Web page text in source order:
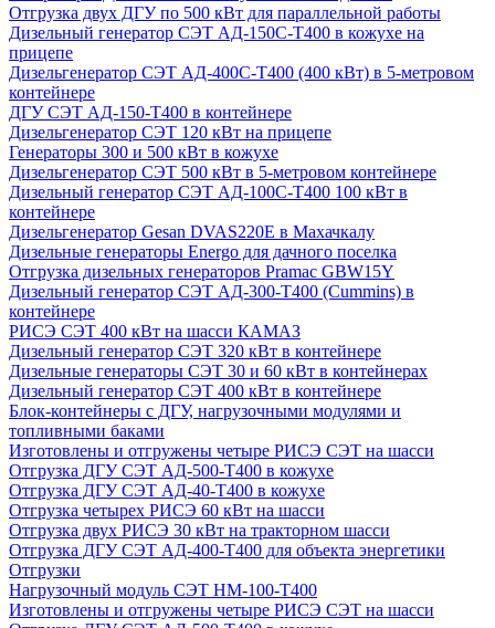
Отгрузка двух ДГУ по 500 кВт для параллельной работы
Дизельный генератор СЭТ АД-150С-Т400 в кожухе на
прицепе
Дизельгенератор СЭТ АД-400С-Т400 (400 кВт) в 5-метровом
контейнере
ДГУ СЭТ АД-150-Т400 в контейнере
Дизельгенератор СЭТ 120 кВт на прицепе
Генераторы 300 и 500 кВт в кожухе
Дизельгенератор СЭТ 500 кВт в 5-метровом контейнере
Дизельный генератор СЭТ АД-100С-Т400 100 кВт в
контейнере
Дизельгенератор Gesan DVAS220E в Махачкалу
Дизельные генераторы Energo для дачного поселка
Отгрузка дизельных генераторов Pramac GВW15Y
Дизельный генератор СЭТ АД-300-Т400 (Cummins) в
контейнере
РИСЭ СЭТ 400 кВт на шасси КАМАЗ
Дизельный генератор СЭТ 320 кВт в контейнере
Дизельные генераторы СЭТ 30 и 60 кВт в контейнерах
Дизельный генератор СЭТ 400 кВт в контейнере
Блок-контейнеры с ДГУ, нагрузочными модулями и
топливными баками
Изготовлены и отгружены четыре РИСЭ СЭТ на шасси
Отгрузка ДГУ СЭТ АД-500-Т400 в кожухе
Отгрузка ДГУ СЭТ АД-40-Т400 в кожухе
Отгрузка четырех РИСЭ 60 кВт на шасси
Отгрузка двух РИСЭ 30 кВт на тракторном шасси
Отгрузка ДГУ СЭТ АД-400-Т400 для объекта энергетики
Отгрузки
Нагрузочный модуль СЭТ НМ-100-Т400
Изготовлены и отгружены четыре РИСЭ СЭТ на шасси